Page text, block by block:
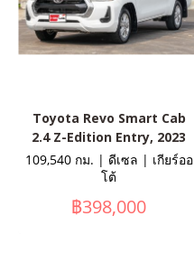
Toyota Revo Smart Cab
2.4 Z-Edition Entry, 2023
109,540 กม. | ดีเซล | เกียร์ออ
โต้
฿398,000